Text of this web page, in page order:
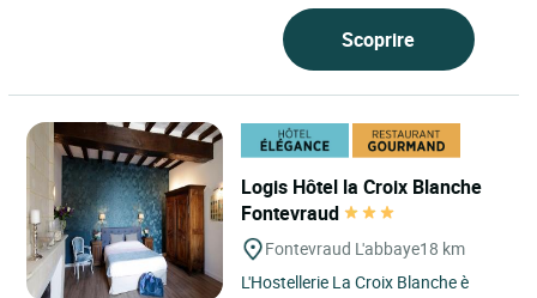
Scoprire
Logis Hôtel la Croix Blanche
Fontevraud
Fontevraud L'abbaye18 km
L'Hostellerie La Croix Blanche è